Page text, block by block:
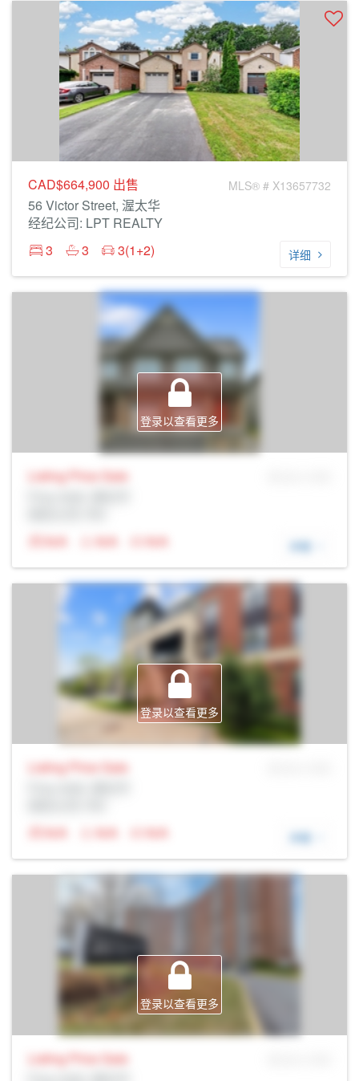
CAD$664,900 出售 MLS® # X13657732
56 Victor Street, 渥太华
经纪公司: LPT REALTY
3
3 3(1+2) 详细
登录以查看更多
Listing Price Sale
N/A
N/A N/A 详细
登录以查看更多
Listing Price Sale
N/A
N/A N/A 详细
登录以查看更多
Listing Price Sale